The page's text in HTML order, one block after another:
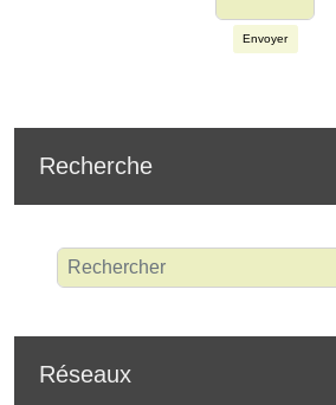
Envoyer
Recherche
Réseaux